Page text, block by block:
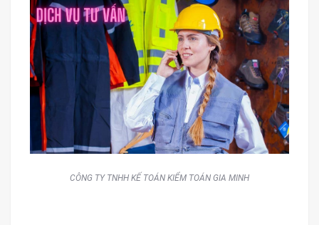
CÔNG TY TNHH KẾ TOÁN KIỂM TOÁN GIA MINH